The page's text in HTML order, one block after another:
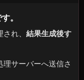
。
れ、 結果生成後す
理サーバーへ送信さ